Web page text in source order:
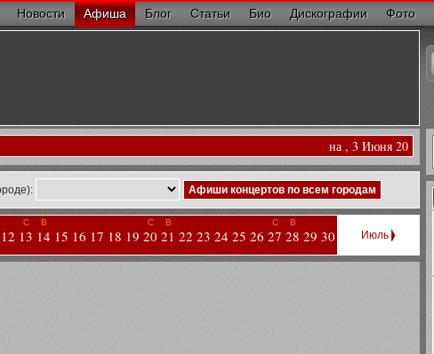
Новости Афиша Блог Статьи Био Дискографии Фото
на , 3 Июня 20
Афиши концертов по всем городам
12
С
13
В
14 15 16 17 18 19
С
20
В
21 22 23 24 25 26
С
27
В
28 29 30 Июль